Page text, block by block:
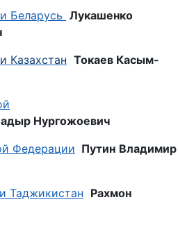
Беларусь Лукашенко
Казахстан Токаев Касым-
Нургожоевич
Федерации Путин Владимир
Таджикистан Рахмон